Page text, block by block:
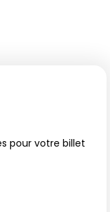
pour votre billet